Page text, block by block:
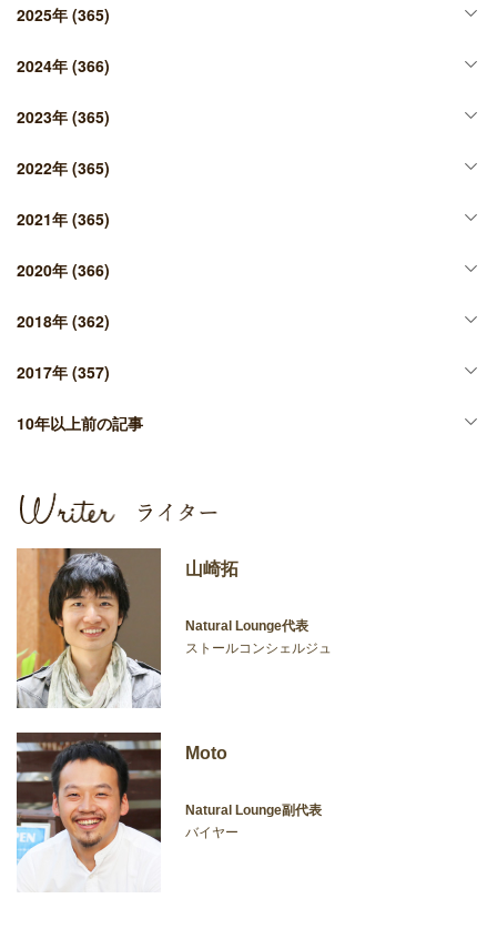
2025年 (365)
2024年 (366)
2023年 (365)
2022年 (365)
2021年 (365)
2020年 (366)
2018年 (362)
2017年 (357)
10年以上前の記事
山崎拓
Natural Lounge代表
ストールコンシェルジュ
Moto
Natural Lounge副代表
バイヤー